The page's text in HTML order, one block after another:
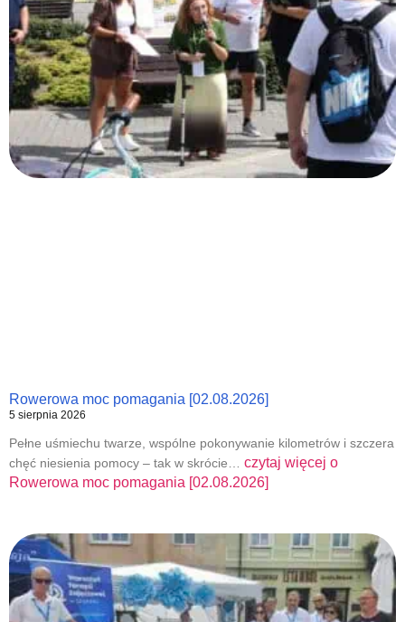
Rowerowa moc pomagania [02.08.2026]
5 sierpnia 2026
Pełne uśmiechu twarze, wspólne pokonywanie kilometrów i szczera
chęć niesienia pomocy – tak w skrócie… czytaj więcej o
Rowerowa moc pomagania [02.08.2026]